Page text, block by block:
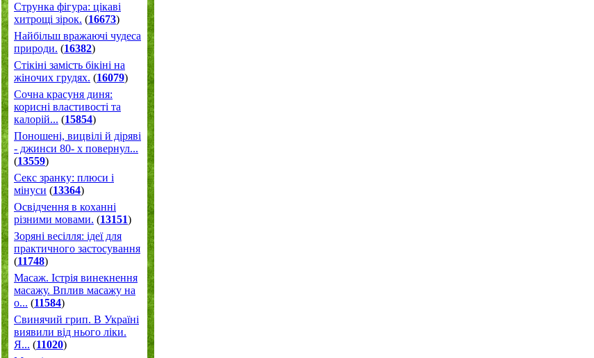
Струнка фігура: цікаві
хитрощі зірок. (16673)
Найбільш вражаючі чудеса
природи. (16382)
Стікіні замість бікіні на
жіночих грудях. (16079)
Сочна красуня диня:
корисні властивості та
калорій... (15854)
Поношені, вицвілі й діряві
- джинси 80- х повернул...
(13559)
Секс зранку: плюси і
мінуси (13364)
Освідчення в коханні
різними мовами. (13151)
Зоряні весілля: ідеї для
практичного застосування
(11748)
Масаж. Істрія винекнення
масажу. Вплив масажу на
о... (11584)
Свинячий грип. В Україні
виявили від нього ліки.
Я... (11020)